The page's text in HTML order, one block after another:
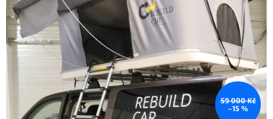
59 000 Kč
–15 %